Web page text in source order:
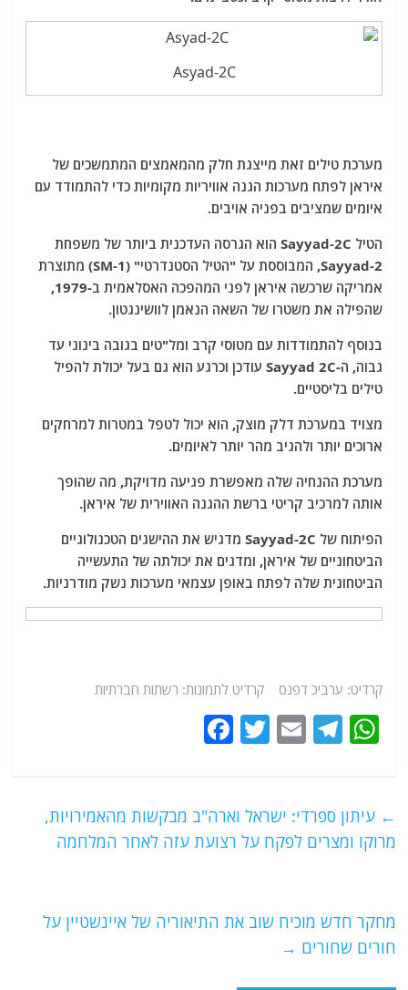
Asyad-2C
מערכת טילים זאת מייצגת חלק מהמאמצים המתמשכים של
איראן לפתח מערכות הגנה אוויריות מקומיות כדי להתמודד עם
איומים שמציבים בפניה אויבים.
הטיל Sayyad-2C הוא הגרסה העדכנית ביותר של משפחת
Sayyad-2, המבוססת על "הטיל הסטנדרטי" (SM-1) מתוצרת
אמריקה שרכשה איראן לפני המהפכה האסלאמית ב-1979,
שהפילה את משטרו של השאה הנאמן לוושינגטון.
בנוסף להתמודדות עם מטוסי קרב ומל"טים בגובה בינוני עד
גבוה, ה-Sayyad 2C עודכן וכרגע הוא גם בעל יכולת להפיל
טילים בליסטיים.
מצויד במערכת דלק מוצק, הוא יכול לטפל במטרות למרחקים
ארוכים יותר ולהגיב מהר יותר לאיומים.
מערכת ההנחיה שלה מאפשרת פגיעה מדויקת, מה שהופך
אותה למרכיב קריטי ברשת ההגנה האווירית של איראן.
הפיתוח של Sayyad-2C מדגיש את ההישגים הטכנולוגיים
הביטחוניים של איראן, ומדגים את יכולתה של התעשייה
הביטחונית שלה לפתח באופן עצמאי מערכות נשק מודרניות.
קרדיט: ערביכ דפנס קרדיט לתמונות: רשתות חברתיות
W
s
A
T
g
ra
E
l
T
er
e
b
k
← עיתון ספרדי: ישראל וארה"ב מבקשות מהאמירויות,
מרוקו ומצרים לפקח על רצועת עזה לאחר המלחמה
מחקר חדש מוכיח שוב את התיאוריה של איינשטיין על
חורים שחורים →